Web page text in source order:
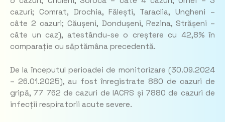
cazuri; Comrat, Drochia, Fălești, Taraclia, Ungheni –
câte 2 cazuri; Căușeni, Dondușeni, Rezina, Strășeni –
câte un caz), atestându-se o creștere cu 42,8% în
comparație cu săptămâna precedentă.
De la începutul perioadei de monitorizare (30.09.2024
– 26.01.2025), au fost înregistrate 880 de cazuri de
gripă, 77 762 de cazuri de IACRS și 7880 de cazuri de
infecții respiratorii acute severe.